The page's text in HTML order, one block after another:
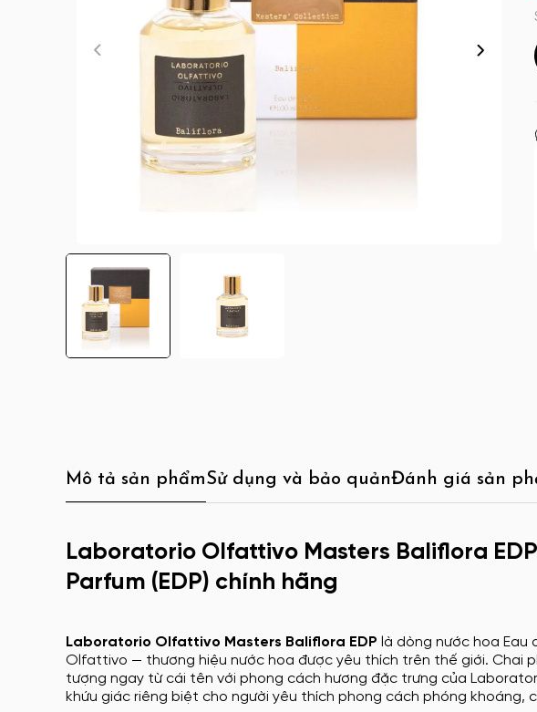
Mô tả sản phẩmSử dụng và bảo quảnĐánh giá sản
Laboratorio Olfattivo Masters Baliflora
Parfum (EDP) chính hãng
Laboratorio Olfattivo Masters Baliflora EDP là dòng nước hoa Eau
Olfattivo — thương hiệu nước hoa được yêu thích trên thế giới. Chai
tượng ngay từ cái tên với phong cách hương đặc trưng của
khứu giác riêng biệt cho người yêu thích phong cách phóng khoáng,